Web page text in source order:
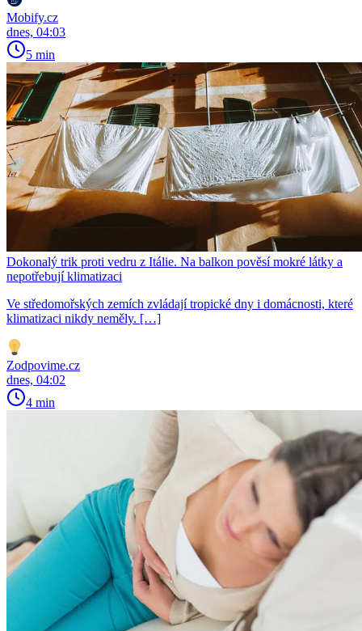
Mobify.cz
dnes, 04:03
5 min
Dokonalý trik proti vedru z Itálie. Na balkon pověsí mokré látky a
nepotřebují klimatizaci
Ve středomořských zemích zvládají tropické dny i domácnosti, které
klimatizaci nikdy neměly. […]
Zodpovime.cz
dnes, 04:02
4 min